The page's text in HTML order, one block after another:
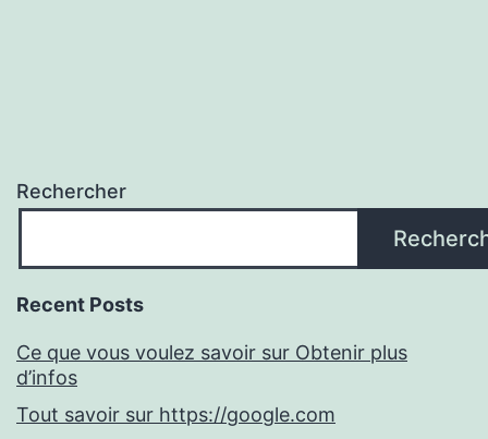
Rechercher
Recent Posts
Ce que vous voulez savoir sur Obtenir plus
d’infos
Tout savoir sur https://google.com